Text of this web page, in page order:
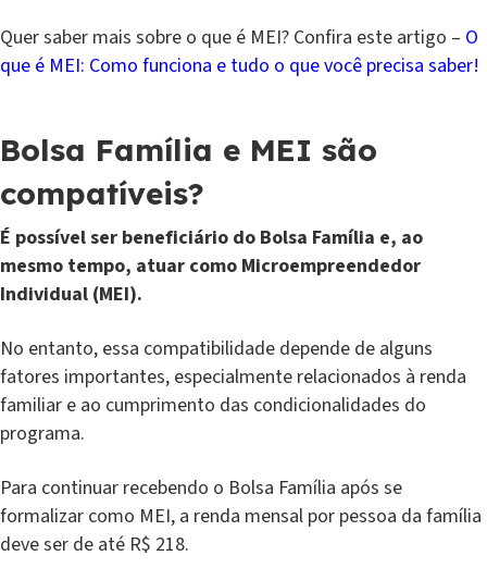
Quer saber mais sobre o que é MEI? Confira este artigo – O
que é MEI: Como funciona e tudo o que você precisa saber!
Bolsa Família e MEI são
compatíveis?
É possível ser beneficiário do Bolsa Família e, ao
mesmo tempo, atuar como Microempreendedor
Individual (MEI).
No entanto, essa compatibilidade depende de alguns
fatores importantes, especialmente relacionados à renda
familiar e ao cumprimento das condicionalidades do
programa.
Para continuar recebendo o Bolsa Família após se
formalizar como MEI, a renda mensal por pessoa da família
deve ser de até R$ 218.